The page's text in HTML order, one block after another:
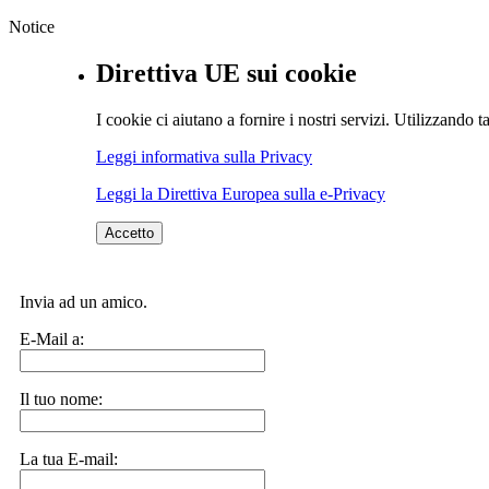
Notice
Direttiva UE sui cookie
I cookie ci aiutano a fornire i nostri servizi. Utilizzando
Leggi informativa sulla Privacy
Leggi la Direttiva Europea sulla e-Privacy
Accetto
Invia ad un amico.
E-Mail a:
Il tuo nome:
La tua E-mail: